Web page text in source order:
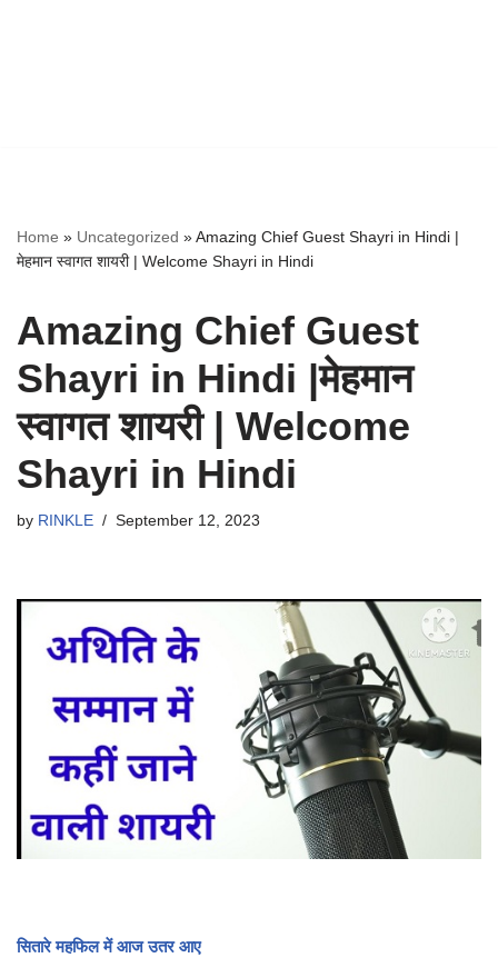
Home » Uncategorized »Amazing Chief Guest Shayri in Hindi |
मेहमान स्वागत शायरी | Welcome Shayri in Hindi
Amazing Chief Guest
Shayri in Hindi |मेहमान
स्वागत शायरी | Welcome
Shayri in Hindi
by RINKLE September 12, 2023
सितारे महफिल में आज उतर आए